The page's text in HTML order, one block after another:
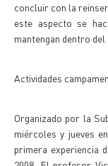
concluir con la
este aspecto se
mantengan dentro del
Actividades
Organizado por la
miércoles y jueves
primera experiencia